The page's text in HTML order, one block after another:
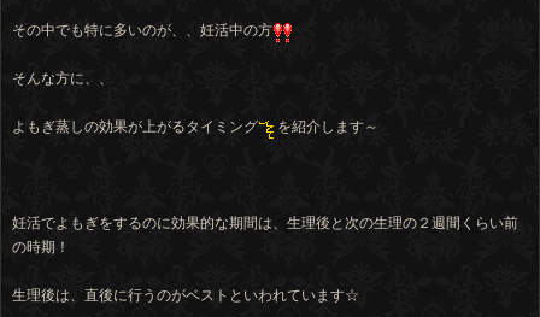
その中でも特に多いのが、、妊活中の方
そんな方に、、
よもぎ蒸しの効果が上がるタイミング を紹介します～
妊活でよもぎをするのに効果的な期間は、生理後と次の生理の２週間くらい前
の時期！
生理後は、直後に行うのがベストといわれています☆